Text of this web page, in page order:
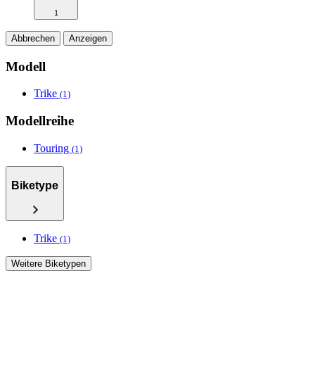
1
Abbrechen Anzeigen
Modell
Trike (1)
Modellreihe
Touring (1)
Biketype
Trike (1)
Weitere Biketypen